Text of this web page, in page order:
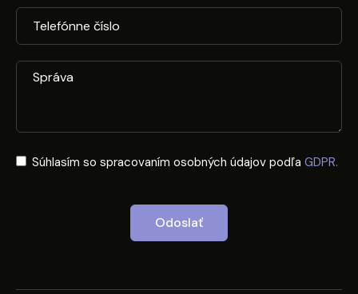
Súhlasím so spracovaním osobných údajov podľa GDPR.
Odoslať